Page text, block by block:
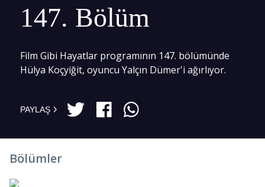
147. Bölüm
Film Gibi Hayatlar programının 147. bölümünde
Hülya Koçyiğit, oyuncu Yalçın Dümer'i ağırlıyor.
PAYLAŞ
Bölümler